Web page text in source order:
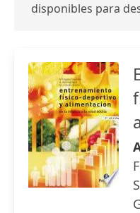
disponibles para